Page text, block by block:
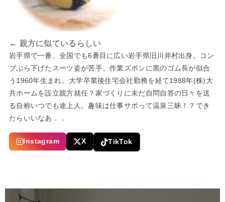
← 親方に似ているらしい
岩手県で一番、全国でも6番目に広い岩手県旧川井村出身。コン
ブぶら下げたスーツ姿が苦手。作業ズボンに黒のゴム長が似合
う1960年生まれ。大学卒業後住宅会社勤務を経て1988年(株)大
共ホームを設立親方就任？家づくりに未だ自問自答の日々を送
る自称いつでも途上人。趣味は仕事サボって温泉三昧！？でき
たらいいなあ．．
Instagram X TikTok